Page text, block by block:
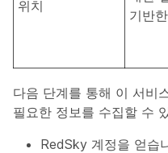
위치
기반
다음 단계를 통해 이 서비
필요한 정보를 수집할 수
RedSky 계정을 얻습